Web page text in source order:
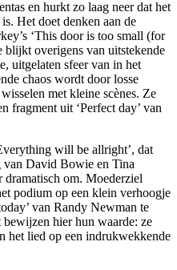
en hurkt zo laag neer dat het
Het doet denken aan de
‘This door is too small (for
blijkt overigens van uitstekende
uitgelaten sfeer van in het
chaos wordt door losse
met kleine scènes. Ze
fragment uit ‘Perfect day’ van
will be allright’, dat
David Bowie en Tina
dramatisch om. Moederziel
podium op een klein verhoogje
van Randy Newman te
hier hun waarde: ze
het lied op een indrukwekkende